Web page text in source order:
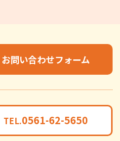
お問い合わせフォーム
TEL.0561-62-5650